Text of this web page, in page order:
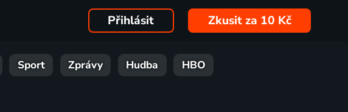
Přihlásit Zkusit za 10 Kč
Sport Zprávy Hudba HBO